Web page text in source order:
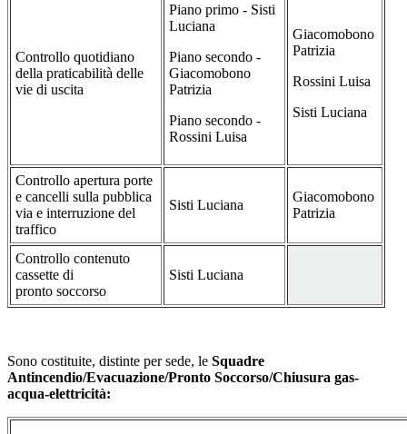
Controllo quotidiano
della praticabilità delle
vie di uscita
Piano primo - Sisti
Luciana
Piano secondo -
Giacomobono
Patrizia
Piano secondo -
Rossini Luisa
Giacomobono
Patrizia
Rossini Luisa
Sisti Luciana
Controllo apertura porte
e cancelli sulla pubblica
via e interruzione del
traffico
Sisti Luciana
Giacomobono
Patrizia
Controllo contenuto
cassette di
pronto soccorso
Sisti Luciana
Sono costituite, distinte per sede, le Squadre
Antincendio/Evacuazione/Pronto Soccorso/Chiusura gas-
acqua-elettricità: